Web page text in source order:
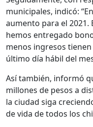
municipales, indicó:
aumento para el 2021.
hemos entregado
menos ingresos
último día hábil del
Así también, informó
millones de pesos a
la ciudad siga
de vida de todos los